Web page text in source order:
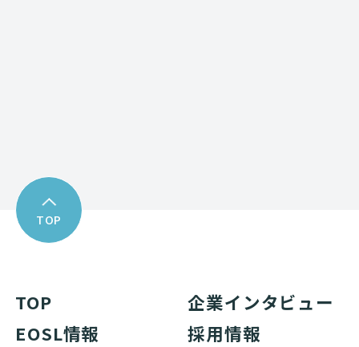
TOP
TOP
企業インタビュー
EOSL情報
採用情報